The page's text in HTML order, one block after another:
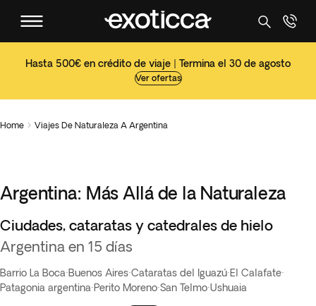
Hasta 500€ en crédito de viaje | Termina el 30 de agosto
Ver ofertas
Home  Viajes De Naturaleza A Argentina
Argentina: Más Allá de la Naturaleza
Ciudades, cataratas y catedrales de hielo
Argentina en 15 días
Barrio La Boca·Buenos Aires·Cataratas del Iguazú·El Calafate·
Patagonia argentina·Perito Moreno·San Telmo·Ushuaia